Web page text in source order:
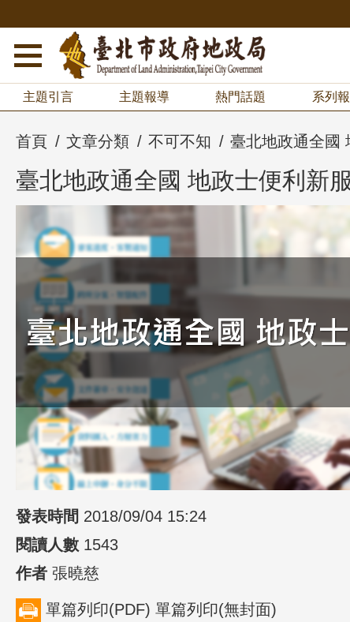
主題引言 主題報導 熱門話題 系列
首頁 文章分類 不可不知 臺北地政通全國
臺北地政通全國 地政士便利新
發表時間 2018/09/04 15:24
閱讀人數 1543
作者 張曉慈
單篇列印(PDF) 單篇列印(無封面)